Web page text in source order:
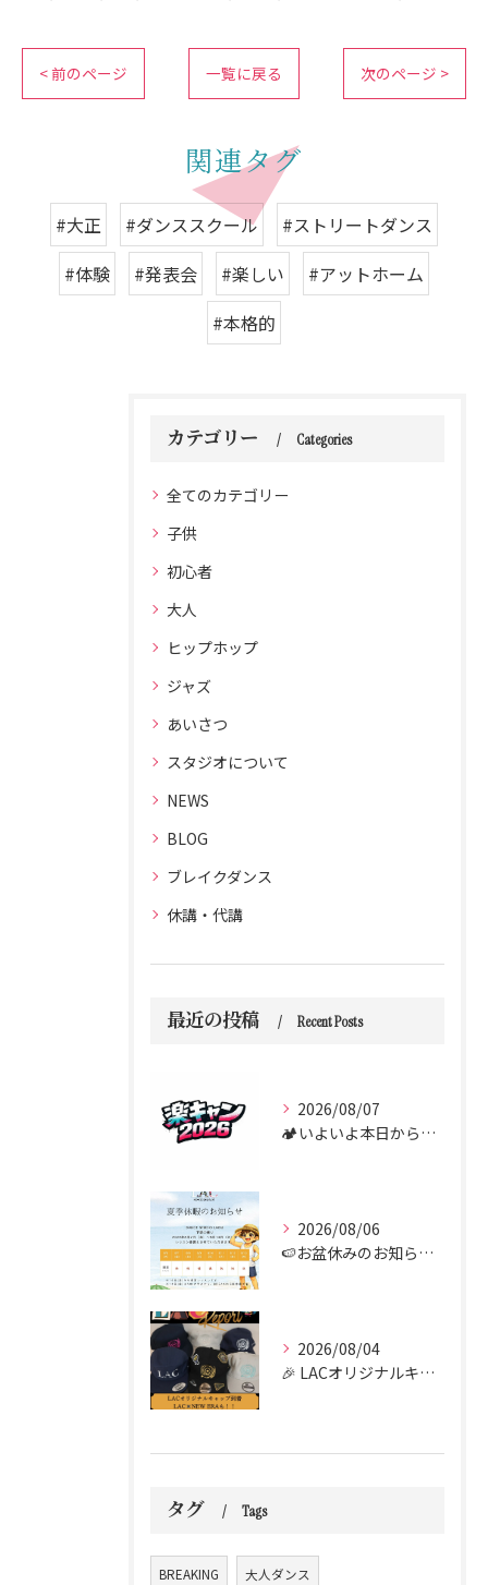
< 前のページ 一覧に戻る 次のページ >
関連タグ
#大正 #ダンススクール
#ストリートダンス
#体験
#発表会 #楽しい
#アットホーム
#本格的
カテゴリー Categories
全てのカテゴリー
子供
初心者
大人
ヒップホップ
ジャズ
あいさつ
スタジオについて
NEWS
BLOG
ブレイクダンス
休講・代講
最近の投稿 Recent Posts
2026/08/07
🏕️いよいよ本日からダンス合宿 “楽キャン” がスタートしま...
2026/08/06
🍉お盆休みのお知らせ🍉
2026/08/04
🎉 LACオリジナルキャップがついに到着しました！！🧢✨
タグ Tags
BREAKING 大人ダンス